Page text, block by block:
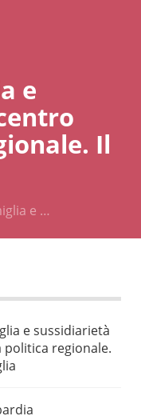
e
Il
e …
e sussidiarietà
regionale.